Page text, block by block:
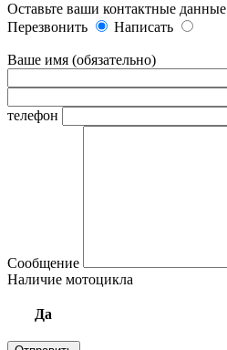
Оставьте ваши контактные данные
Перезвонить
Написать
Ваше имя (обязательно)
телефон
Сообщение
Наличие мотоцикла
Да